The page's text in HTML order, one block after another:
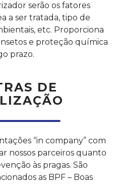
serão os fatores
a ser tratada, tipo de
etc. Proporciona
e proteção química
prazo.
DE
“in company” com
nossos parceiros quanto
às pragas. São
as BPF – Boas